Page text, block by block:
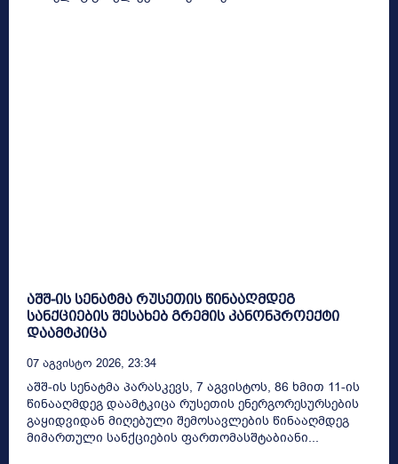
აშშ-ის სენატმა რუსეთის წინააღმდეგ
სანქციების შესახებ გრემის კანონპროექტი
დაამტკიცა
07 Აგვისტო 2026, 23:34
აშშ-ის სენატმა პარასკევს, 7 აგვისტოს, 86 ხმით 11-ის
წინააღმდეგ დაამტკიცა რუსეთის ენერგორესურსების
გაყიდვიდან მიღებული შემოსავლების წინააღმდეგ
მიმართული სანქციების ფართომასშტაბიანი...